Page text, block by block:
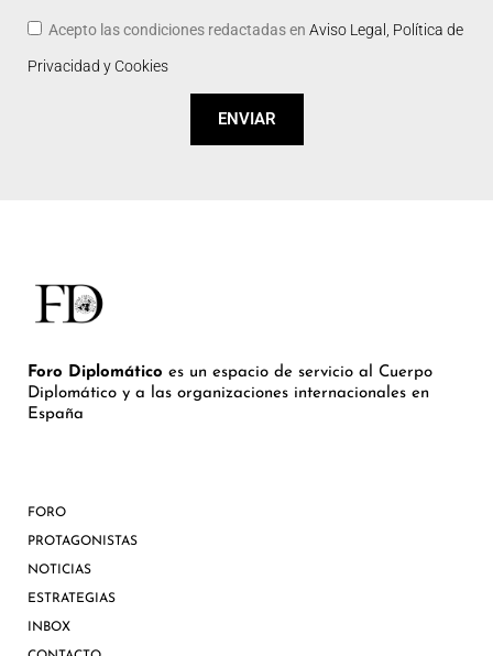
Acepto las condiciones redactadas en Aviso Legal, Política de
Privacidad y Cookies
ENVIAR
Foro Diplomático es un espacio de servicio al Cuerpo
Diplomático y a las organizaciones internacionales en
España
FORO
PROTAGONISTAS
NOTICIAS
ESTRATEGIAS
INBOX